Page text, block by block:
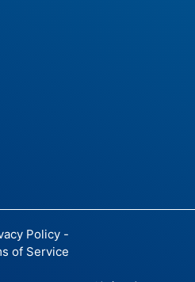
Policy -
of Service